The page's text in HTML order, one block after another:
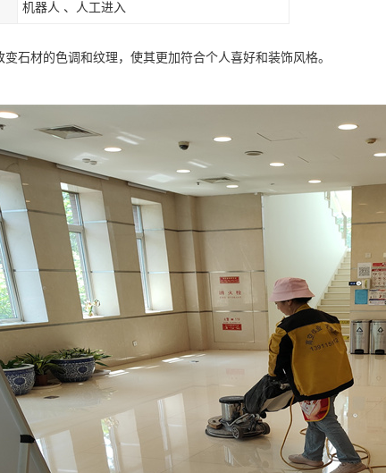
机器人 、人工进入
石材的色调和纹理，使其更加符合个人喜好和装饰风格。